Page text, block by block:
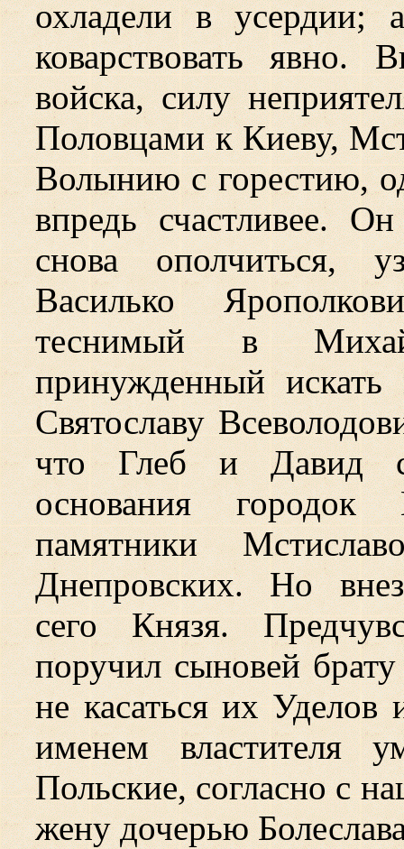
охладели в усердии;
коварствовать явно.
войска, силу
Половцами к Киеву,
Волынию с горестию,
впредь счастливее.
снова ополчиться,
Василько
теснимый в
принужденный
Святославу
что Глеб и Давид
основания городок
памятники
Днепровских. Но
сего Князя.
поручил сыновей
не касаться их Уделов
именем властителя
Польские, согласно с
жену дочерью